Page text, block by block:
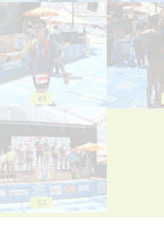
49
53